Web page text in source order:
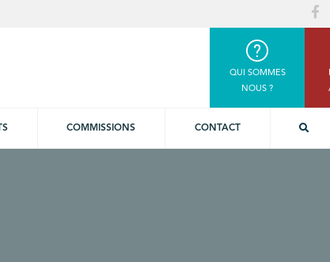
QUI SOMMES
NOUS ?
COMMISSIONS CONTACT